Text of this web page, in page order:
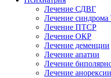
Лечение СДВГ
Лечение синдрома
Лечение ПТСР
Лечение ОКР
Лечение деменции
Лечение апатии
Лечение
Лечение анорексии